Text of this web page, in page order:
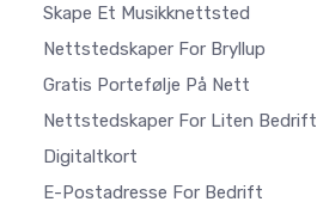
Skape Et Musikknettsted
Nettstedskaper For Bryllup
Gratis Portefølje På Nett
Nettstedskaper For Liten Bedrift
Digitaltkort
E-Postadresse For Bedrift